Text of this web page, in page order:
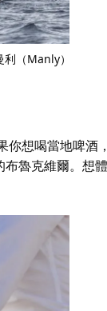
利（Manly）
你想喝當地啤酒
布魯克維爾。想